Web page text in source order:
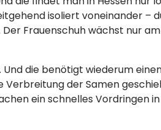
isoliert voneinander –
Frauenschuh wächst nur
die benötigt wiederum
Verbreitung der Samen
ein schnelles Vordringen